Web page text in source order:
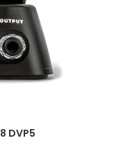
DVP5